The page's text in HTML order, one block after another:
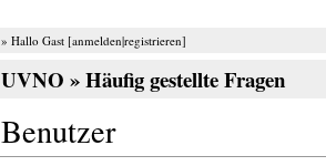
» Hallo Gast [anmelden|registrieren]
UVNO » Häufig gestellte Fragen
Benutzer